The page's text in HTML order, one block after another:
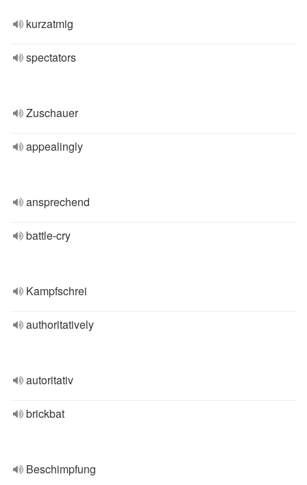
kurzatmig
spectators
Zuschauer
appealingly
ansprechend
battle-cry
Kampfschrei
authoritatively
autoritativ
brickbat
Beschimpfung